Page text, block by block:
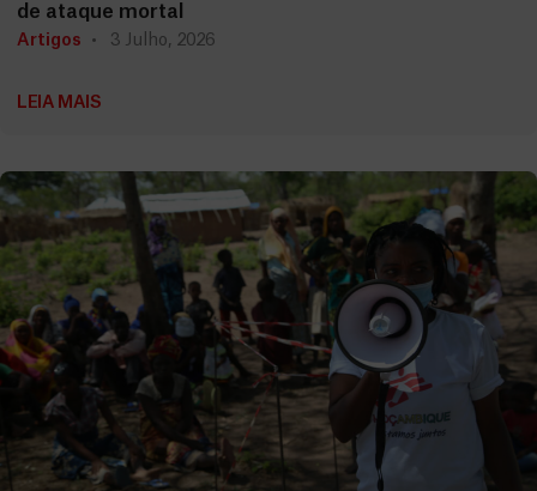
de ataque mortal
Artigos 3 Julho, 2026
LEIA MAIS